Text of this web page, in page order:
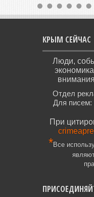
КРЫМ СЕЙЧАС
Люди,
Отдел
Для писем:
При
*Все